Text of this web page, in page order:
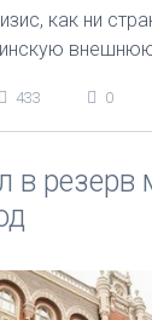
как ни
433 0
в резерв